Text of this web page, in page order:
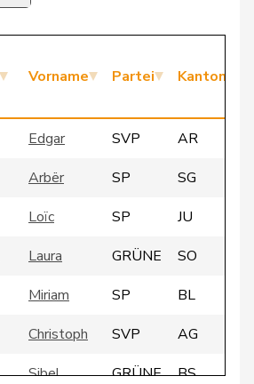
Vorname Partei Kanton
Edgar SVP
AR
Arbër SP
SG
Loïc SP
JU
Laura GRÜNE
SO
Miriam SP
BL
Christoph SVP
AG
Sibel GRÜNE
BS